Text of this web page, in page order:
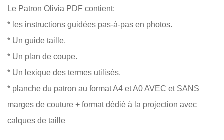
Le Patron Olivia PDF contient:
* les instructions guidées pas-à-pas en photos.
* Un guide taille.
* Un plan de coupe.
* Un lexique des termes utilisés.
* planche du patron au format A4 et A0 AVEC et SANS
marges de couture + format dédié à la projection avec
calques de taille